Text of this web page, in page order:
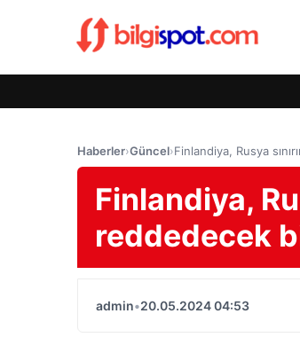
Haberler›Güncel›Finlandiya, Rusya
Finlandiya,
reddedecek
admin•20.05.2024 04:53